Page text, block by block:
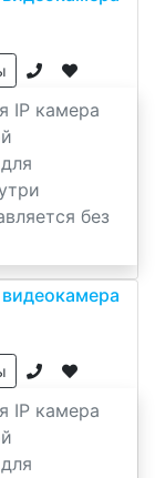
IP камера
без
IP камера